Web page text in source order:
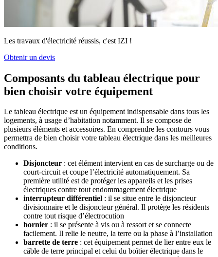
Les travaux d'électricité réussis, c'est IZI !
Obtenir un devis
Composants du tableau électrique pour
bien choisir votre équipement
Le tableau électrique est un équipement indispensable dans tous les
logements, à usage d’habitation notamment. Il se compose de
plusieurs éléments et accessoires. En comprendre les contours vous
permettra de bien choisir votre tableau électrique dans les meilleures
conditions.
Disjoncteur : cet élément intervient en cas de surcharge ou de
court-circuit et coupe l’électricité automatiquement. Sa
première utilité est de protéger les appareils et les prises
électriques contre tout endommagement électrique
interrupteur différentiel : il se situe entre le disjoncteur
divisionnaire et le disjoncteur général. Il protège les résidents
contre tout risque d’électrocution
bornier : il se présente à vis ou à ressort et se connecte
facilement. Il relie le neutre, la terre ou la phase à l’installation
barrette de terre : cet équipement permet de lier entre eux le
câble de terre principal et celui du boîtier électrique dans le